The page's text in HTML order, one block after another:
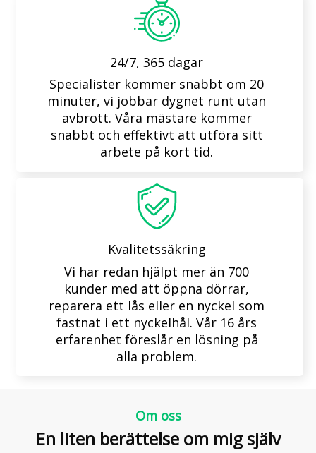
24/7, 365 dagar
Specialister kommer snabbt om 20
minuter, vi jobbar dygnet runt utan
avbrott. Våra mästare kommer
snabbt och effektivt att utföra sitt
arbete på kort tid.
Kvalitetssäkring
Vi har redan hjälpt mer än 700
kunder med att öppna dörrar,
reparera ett lås eller en nyckel som
fastnat i ett nyckelhål. Vår 16 års
erfarenhet föreslår en lösning på
alla problem.
Om oss
En liten berättelse om mig själv